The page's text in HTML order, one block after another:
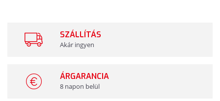
SZÁLLÍTÁS
Akár ingyen
ÁRGARANCIA
8 napon belül